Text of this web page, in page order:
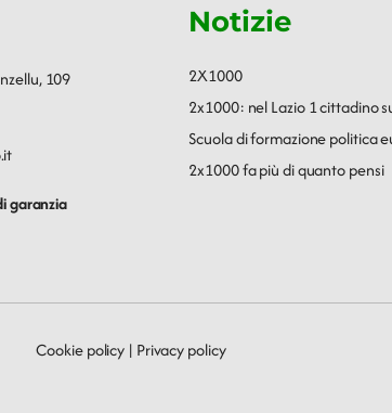
109
garanzia
Notizie
2X1000
2x1000: nel Lazio 1 cittadino
Scuola di formazione politica
2x1000 fa più di quanto pensi
Cookie policy | Privacy policy